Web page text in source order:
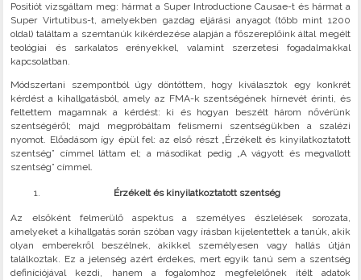
Positiót vizsgáltam meg: hármat a Super Introductione Causae-t és hármat a
Super Virtutibus-t, amelyekben gazdag eljárási anyagot (több mint 1200
oldal) találtam a szemtanúk kikérdezése alapján a főszereplőink által megélt
teológiai és sarkalatos erényekkel, valamint szerzetesi fogadalmakkal
kapcsolatban.
Módszertani szempontból úgy döntöttem, hogy kiválasztok egy konkrét
kérdést a kihallgatásból, amely az FMA-k szentségének hírnevét érinti, és
feltettem magamnak a kérdést: ki és hogyan beszélt három nővérünk
szentségéről; majd megpróbáltam felismerni szentségükben a szalézi
nyomot. Előadásom így épül fel: az első részt „Érzékelt és kinyilatkoztatott
szentség” címmel láttam el; a másodikat pedig „A vágyott és megvallott
szentség” címmel.
Érzékelt és kinyilatkoztatott szentség
Az elsőként felmerülő aspektus a személyes észlelések sorozata,
amelyeket a kihallgatás során szóban vagy írásban kijelentettek a tanúk, akik
olyan emberekről beszélnek, akikkel személyesen vagy hallás útján
találkoztak. Ez a jelenség azért érdekes, mert egyik tanú sem a szentség
definíciójával kezdi, hanem a fogalomhoz megfelelőnek ítélt adatok